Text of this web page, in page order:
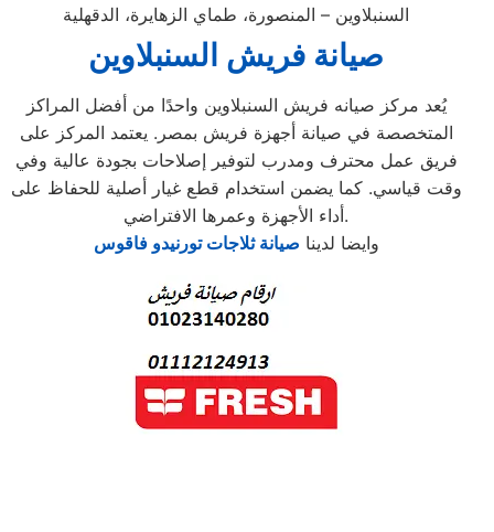
السنبلاوين – المنصورة، طماي الزهايرة، الدقهلية
صيانة فريش السنبلاوين
يُعد مركز صيانه فريش السنبلاوين واحدًا من أفضل المراكز
المتخصصة في صيانة أجهزة فريش بمصر. يعتمد المركز على
فريق عمل محترف ومدرب لتوفير إصلاحات بجودة عالية وفي
وقت قياسي. كما يضمن استخدام قطع غيار أصلية للحفاظ على
أداء الأجهزة وعمرها الافتراضي.
وايضا لدينا صيانة ثلاجاتتورنيدو فاقوس